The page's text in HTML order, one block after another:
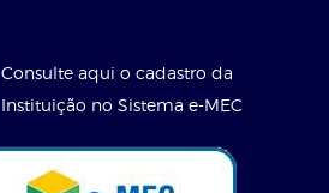
Consulte aqui o cadastro da
Instituição no Sistema e-MEC